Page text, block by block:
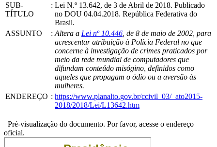
SUB-
TÍTULO
: Lei N.º 13.642, de 3 de Abril de 2018. Publicado
no DOU 04.04.2018. República Federativa do
Brasil.
ASSUNTO
: Altera a Lei nº 10.446 , de 8 de maio de 2002, para
acrescentar atribuição à Polícia Federal no que
concerne à investigação de crimes praticados por
meio da rede mundial de computadores que
difundam conteúdo misógino, definidos como
aqueles que propagam o ódio ou a aversão às
mulheres.
ENDEREÇO : https://www.planalto.gov.br/ccivil_03/_ato2015-
2018/2018/Lei/L13642.htm
Pré-visualização do documento. Por favor, acesse o endereço
oficial.